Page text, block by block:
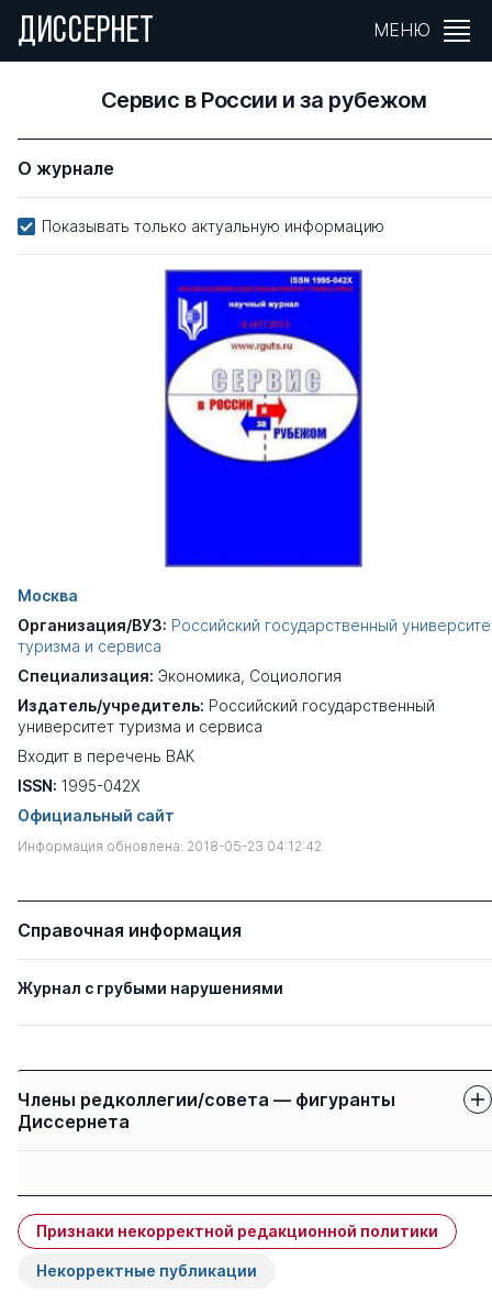
ДИССЕРНЕТ МЕНЮ
Сервис в России и за рубежом
О журнале
Показывать только актуальную информацию
Москва
Организация/ВУЗ: Российский государственный
туризма и сервиса
Специализация: Экономика Социология
Издатель/учредитель: Российский государственный
университет туризма и сервиса
Входит в перечень ВАК
ISSN: 1995-042X
Официальный сайт
Информация обновлена: 2018-05-23 04:12:42
Справочная информация
Журнал с грубыми нарушениями
Члены редколлегии/совета — фигуранты
Диссернета
Платонова Наталья
Алексеевна
д. э.н. 0 5
Признаки некорректной редакционной политики
Некорректные публикации